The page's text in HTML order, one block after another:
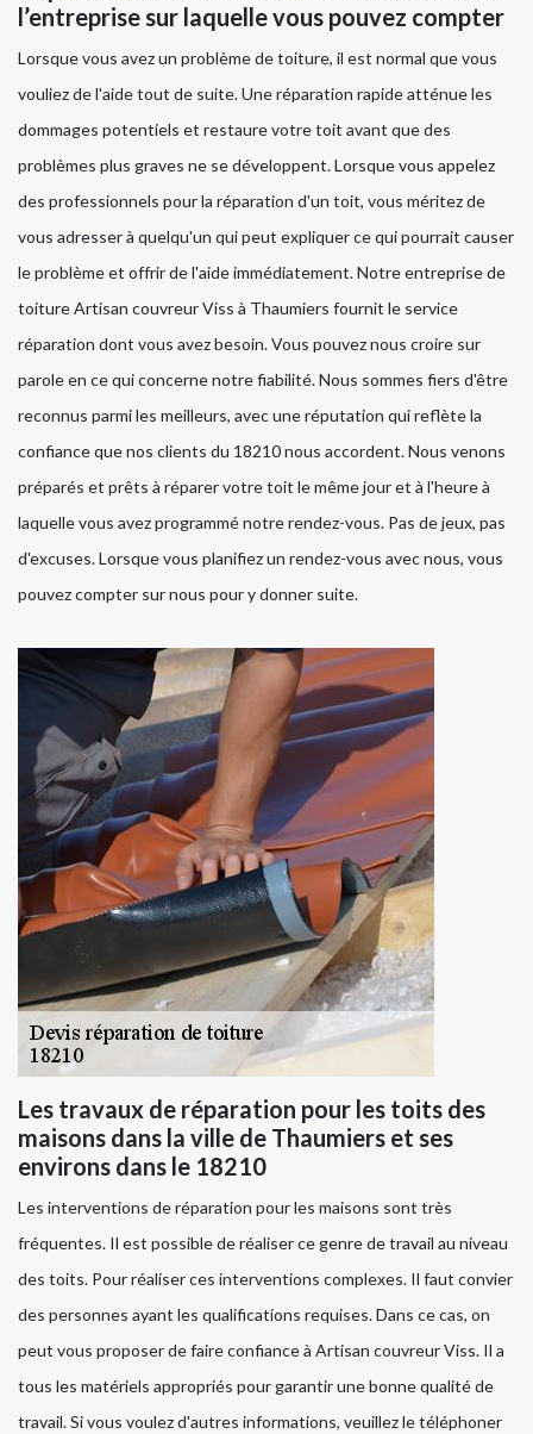
l’entreprise sur laquelle vous pouvez compter
Lorsque vous avez un problème de toiture, il est normal que vous
vouliez de l'aide tout de suite. Une réparation rapide atténue les
dommages potentiels et restaure votre toit avant que des
problèmes plus graves ne se développent. Lorsque vous appelez
des professionnels pour la réparation d'un toit, vous méritez de
vous adresser à quelqu'un qui peut expliquer ce qui pourrait causer
le problème et offrir de l'aide immédiatement. Notre entreprise de
toiture Artisan couvreur Viss à Thaumiers fournit le service
réparation dont vous avez besoin. Vous pouvez nous croire sur
parole en ce qui concerne notre fiabilité. Nous sommes fiers d'être
reconnus parmi les meilleurs, avec une réputation qui reflète la
confiance que nos clients du 18210 nous accordent. Nous venons
préparés et prêts à réparer votre toit le même jour et à l'heure à
laquelle vous avez programmé notre rendez-vous. Pas de jeux, pas
d'excuses. Lorsque vous planifiez un rendez-vous avec nous, vous
pouvez compter sur nous pour y donner suite.
Les travaux de réparation pour les toits des
maisons dans la ville de Thaumiers et ses
environs dans le 18210
Les interventions de réparation pour les maisons sont très
fréquentes. Il est possible de réaliser ce genre de travail au niveau
des toits. Pour réaliser ces interventions complexes. Il faut convier
des personnes ayant les qualifications requises. Dans ce cas, on
peut vous proposer de faire confiance à Artisan couvreur Viss. Il a
tous les matériels appropriés pour garantir une bonne qualité de
travail. Si vous voulez d'autres informations, veuillez le téléphoner